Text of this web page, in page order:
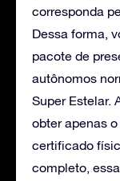
corresponda
Dessa forma,
pacote de
autônomos
Super Estelar.
obter apenas
certificado
completo,